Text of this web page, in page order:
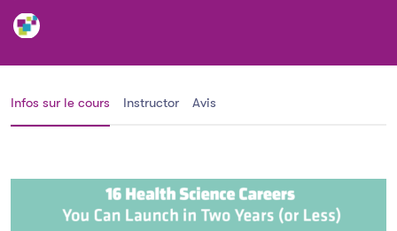
Infos sur le cours Instructor Avis